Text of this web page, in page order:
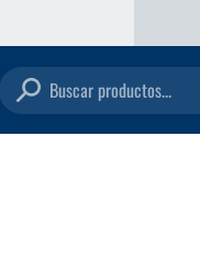
Buscar productos...